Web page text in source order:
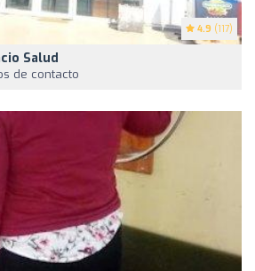
4.9 (117)
Salud
de contacto